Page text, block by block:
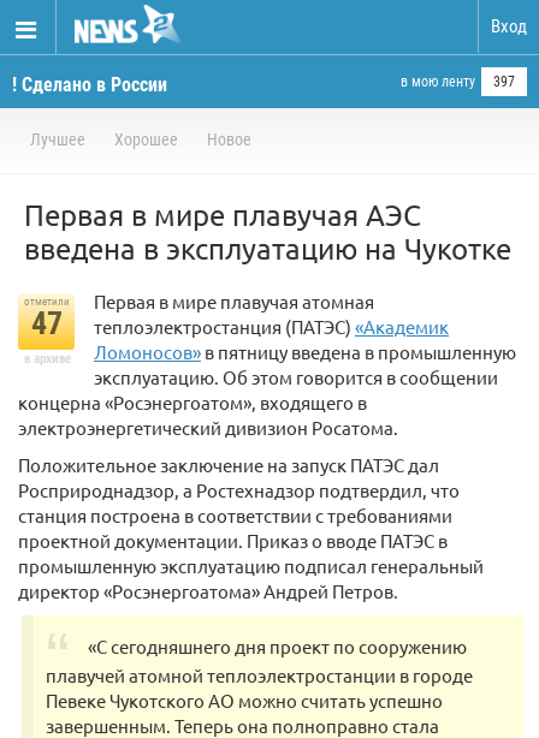
Вход
! Сделано в России в мою ленту 397
Лучшее Хорошее Новое
Первая в мире плавучая АЭС
введена в эксплуатацию на Чукотке
отметили
47
в архиве
Первая в мире плавучая атомная
теплоэлектростанция (ПАТЭС) «Академик
Ломоносов» в пятницу введена в промышленную
эксплуатацию. Об этом говорится в сообщении
концерна «Росэнергоатом», входящего в
электроэнергетический дивизион Росатома.
Положительное заключение на запуск ПАТЭС дал
Росприроднадзор, а Ростехнадзор подтвердил, что
станция построена в соответствии с требованиями
проектной документации. Приказ о вводе ПАТЭС в
промышленную эксплуатацию подписал генеральный
директор «Росэнергоатома» Андрей Петров.
«С сегодняшнего дня проект по сооружению
плавучей атомной теплоэлектростанции в городе
Певеке Чукотского АО можно считать успешно
завершенным. Теперь она полноправно стала